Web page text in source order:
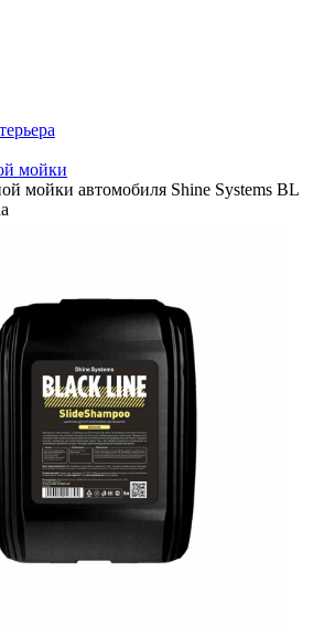
мойки
мойки автомобиля Shine Systems BL